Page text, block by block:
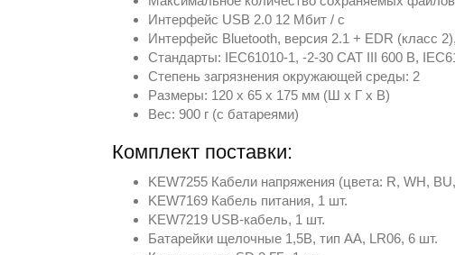
Интерфейс USB 2.0 12 Мбит / с
Интерфейс Bluetooth, версия 2.1 + EDR (класс
Стандарты: IEC61010-1, -2-30 CAT III 600 В,
Степень загрязнения окружающей среды: 2
Размеры: 120 x 65 x 175 мм (Ш x Г x В)
Вес: 900 г (с батареями)
Комплект поставки:
KEW7255 Кабели напряжения (цвета: R, WH,
KEW7169 Кабель питания, 1 шт.
KEW7219 USB-кабель, 1 шт.
Батарейки щелочные 1,5В, тип AA, LR06, 6 шт.